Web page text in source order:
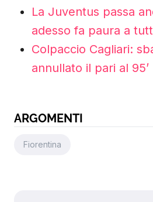
La Juventus passa
adesso fa paura a
Colpaccio Cagliari:
annullato il pari al 95’
ARGOMENTI
Fiorentina